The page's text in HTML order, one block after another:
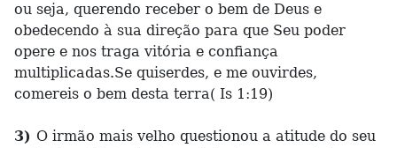
ou seja, querendo receber o bem de Deus e
obedecendo à sua direção para que Seu poder
opere e nos traga vitória e confiança
multiplicadas.Se quiserdes, e me ouvirdes,
comereis o bem desta terra( Is 1:19)
3) O irmão mais velho questionou a atitude do seu